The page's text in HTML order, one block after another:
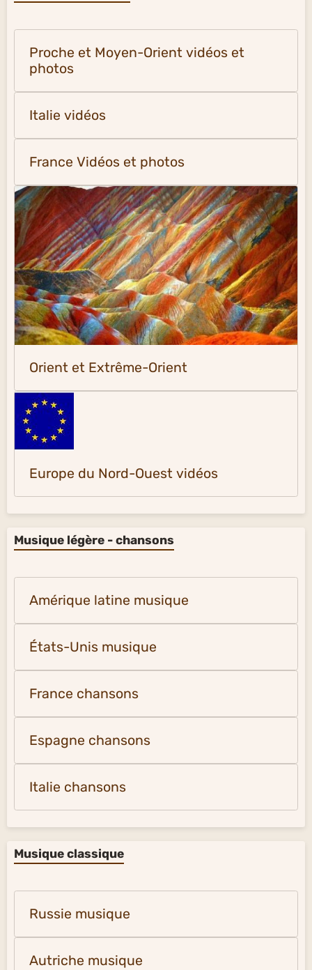
Proche et Moyen-Orient vidéos et
photos
Italie vidéos
France Vidéos et photos
Orient et Extrême-Orient
Europe du Nord-Ouest vidéos
Musique légère - chansons
Amérique latine musique
États-Unis musique
France chansons
Espagne chansons
Italie chansons
Musique classique
Russie musique
Autriche musique